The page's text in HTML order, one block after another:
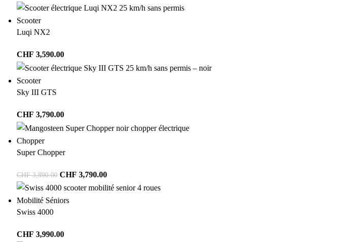
Scooter
Luqi NX2
CHF 3,590.00
Scooter
Sky III GTS
CHF 3,790.00
Chopper
Super Chopper
CHF3,890.00 CHF 3,790.00
Mobilité Séniors
Swiss 4000
CHF 3,990.00